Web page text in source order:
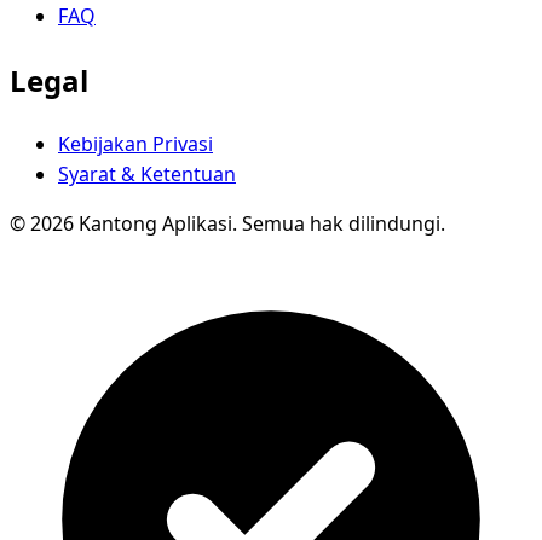
FAQ
Legal
Kebijakan Privasi
Syarat & Ketentuan
© 2026 Kantong Aplikasi. Semua hak dilindungi.